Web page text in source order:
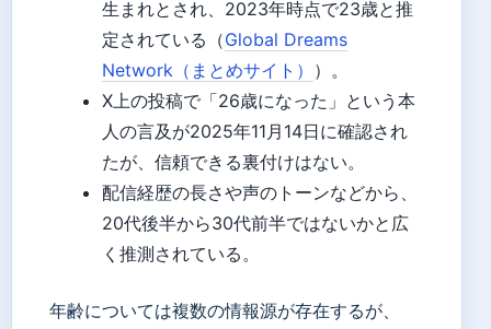
生まれとされ、2023年時点で23歳と推
定されている（Global Dreams
Network（まとめサイト） ）。
X上の投稿で「26歳になった」という本
人の言及が2025年11月14日に確認され
たが、信頼できる裏付けはない。
配信経歴の長さや声のトーンなどから、
20代後半から30代前半ではないかと広
く推測されている。
年齢については複数の情報源が存在するが、